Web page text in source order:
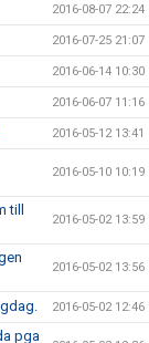
2016-08-07 22:24
2016-07-25 21:07
2016-06-14 10:30
2016-06-07 11:16
2016-05-12 13:41
2016-05-10 10:19
till
2016-05-02 13:59
2016-05-02 13:56
2016-05-02 12:46
pga